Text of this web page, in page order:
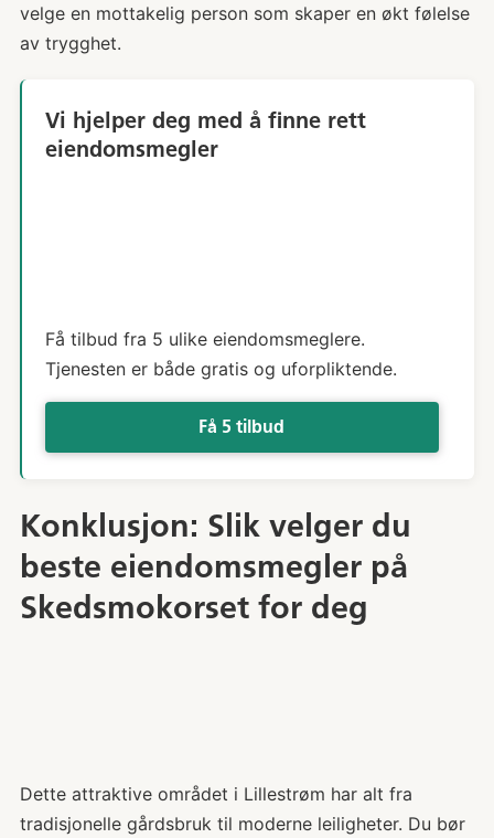
velge en mottakelig person som skaper en økt følelse
av trygghet.
Vi hjelper deg med å finne rett
eiendomsmegler
Få tilbud fra 5 ulike eiendomsmeglere.
Tjenesten er både gratis og uforpliktende.
Få 5 tilbud
Konklusjon: Slik velger du
beste eiendomsmegler på
Skedsmokorset for deg
Dette attraktive området i Lillestrøm har alt fra
tradisjonelle gårdsbruk til moderne leiligheter. Du bør